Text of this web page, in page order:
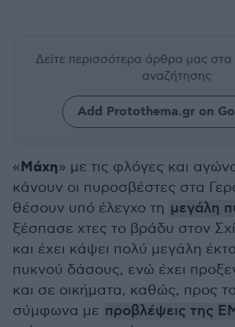
Δείτε περισσότερα άρθρα μας στα
αναζήτησης
Add Protothema.gr on
«Μάχη» με τις φλόγες και
κάνουν οι πυροσβέστες στα
θέσουν υπό έλεγχο τη μεγάλη
ξέσπασε χτες το βράδυ στον
και έχει κάψει πολύ μεγάλη
πυκνού δάσους, ενώ έχει
και σε οικήματα, καθώς, προς
σύμφωνα με προβλέψεις της